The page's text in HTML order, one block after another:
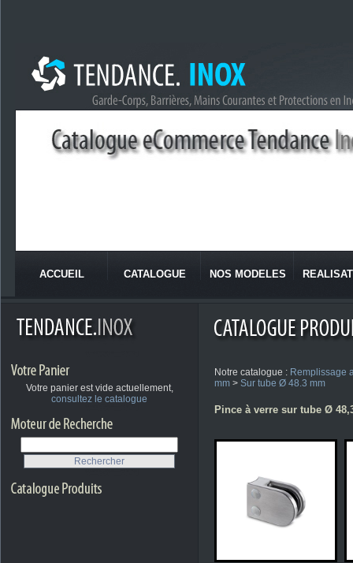
ACCUEIL CATALOGUE NOS MODELES
Votre panier est vide actuellement,
consultez le catalogue
Notre catalogue : Remplissage
mm > Sur tube Ø 48.3 mm
Pince à verre sur tube Ø